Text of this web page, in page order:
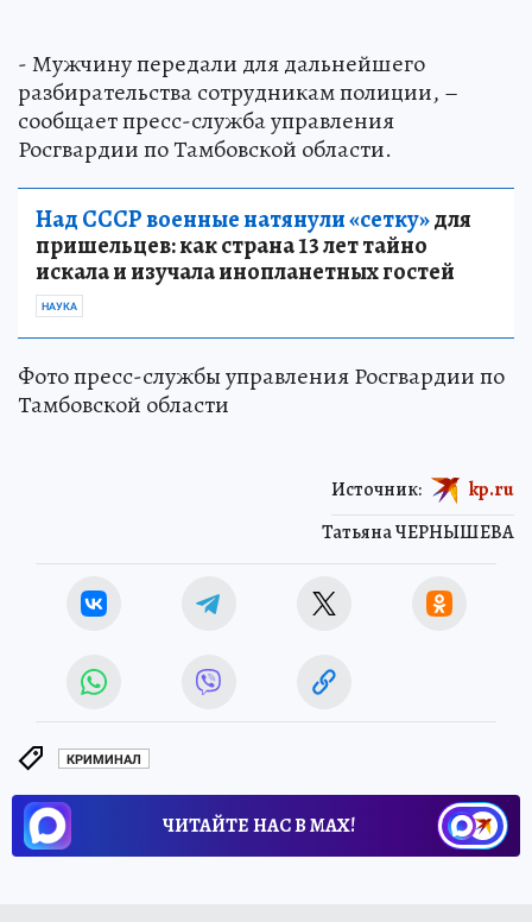
- Мужчину передали для дальнейшего
разбирательства сотрудникам полиции, –
сообщает пресс-служба управления
Росгвардии по Тамбовской области.
Над СССР военные натянули «сетку»для
пришельцев: как страна 13 лет тайно
искала и изучала инопланетных гостей
НАУКА
Фото пресс-службы управления Росгвардии по
Тамбовской области
Татьяна ЧЕРНЫШЕВА
Источник: kp.ru
КРИМИНАЛ
ЧИТАЙТЕ НАС В МАХ!